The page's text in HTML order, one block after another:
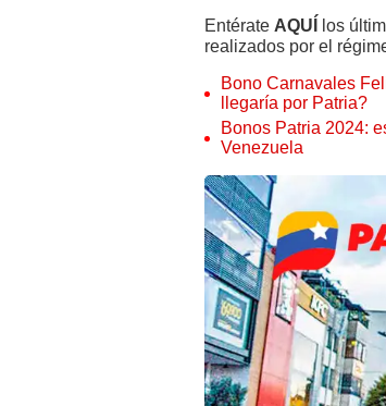
AQUÍ
realizados por el
llegaría por Patria?
Bonos Patria 2024:
Venezuela